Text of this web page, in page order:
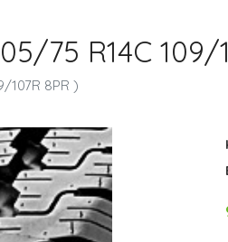
75 R14C 109/
107R 8PR )